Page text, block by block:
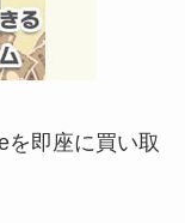
を即座に買い取